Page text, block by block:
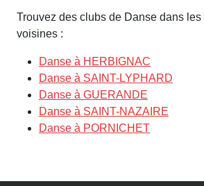
Trouvez des clubs de Danse dans
voisines :
Danse à HERBIGNAC
Danse à SAINT-LYPHARD
Danse à GUERANDE
Danse à SAINT-NAZAIRE
Danse à PORNICHET